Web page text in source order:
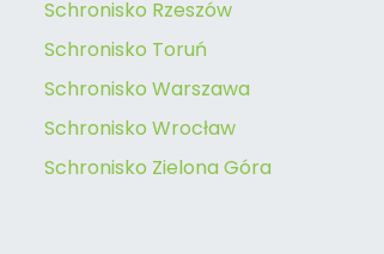
Schronisko Rzeszów
Schronisko Toruń
Schronisko Warszawa
Schronisko Wrocław
Schronisko Zielona Góra